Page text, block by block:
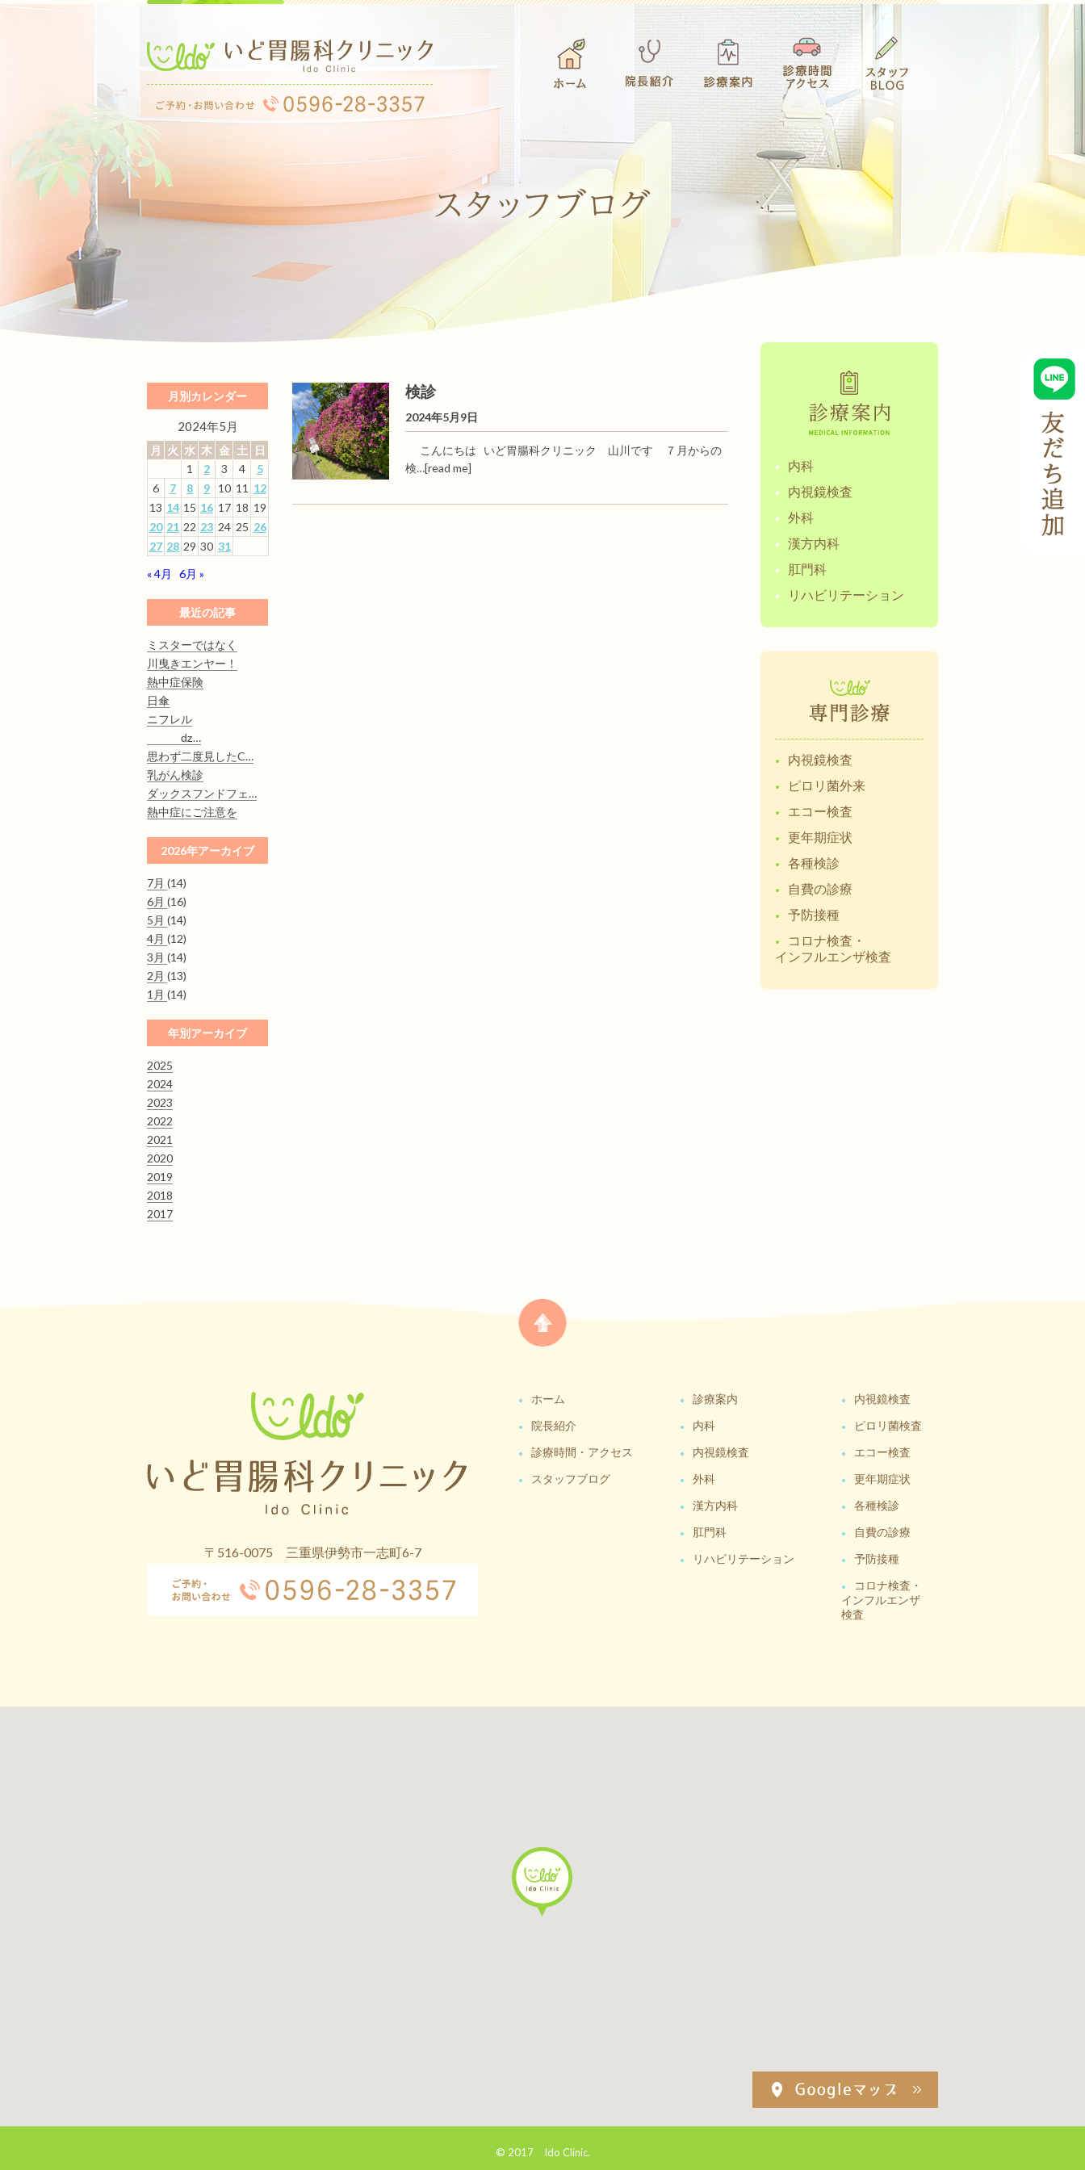
検診
2024年5月9日
こんにちは いど胃腸科クリニック 山川です ７月からの
検…[read me]
月別カレンダー
2024年5月
月 火 水 木 金 土
日
1
2 3 4
5
6
7 8 9 10 11 12
13 14 15 16 17 18 19
20 21 22 23 24 25 26
27 28 29 30 31
« 4月
6月 »
最近の記事
ミスターではなく
川曳きエンヤー！
熱中症保険
日傘
ニフレル
ǳ…
思わず二度見したC…
乳がん検診
ダックスフンドフェ…
熱中症にご注意を
2026年アーカイブ
7月 (14)
6月 (16)
5月 (14)
4月 (12)
3月 (14)
2月 (13)
1月 (14)
年別アーカイブ
2025
2024
2023
2022
2021
2020
2019
2018
2017
内科
内視鏡検査
外科
漢方内科
肛門科
リハビリテーション
内視鏡検査
ピロリ菌外来
エコー検査
更年期症状
各種検診
自費の診療
予防接種
コロナ検査・
インフルエンザ検査
〒516-0075 三重県伊勢市一志町6-7
ホーム
院長紹介
診療時間・アクセス
スタッフブログ
診療案内
内科
内視鏡検査
外科
漢方内科
肛門科
リハビリテーション
内視鏡検査
ピロリ菌検査
エコー検査
更年期症状
各種検診
自費の診療
予防接種
コロナ検査・
インフルエンザ
検査
© 2017 Ido Clinic.